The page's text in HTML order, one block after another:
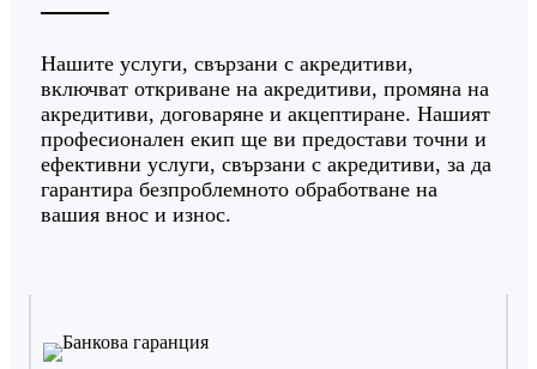
Нашите услуги, свързани с акредитиви,
включват откриване на акредитиви, промяна на
акредитиви, договаряне и акцептиране. Нашият
професионален екип ще ви предостави точни и
ефективни услуги, свързани с акредитиви, за да
гарантира безпроблемното обработване на
вашия внос и износ.